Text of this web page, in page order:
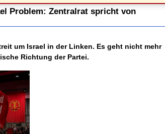
Problem: Zentralrat spricht von
um Israel in der Linken. Es geht nicht mehr
Richtung der Partei.